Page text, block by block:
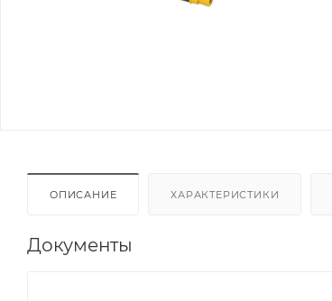
ОПИСАНИЕ ХАРАКТЕРИСТИКИ
Документы